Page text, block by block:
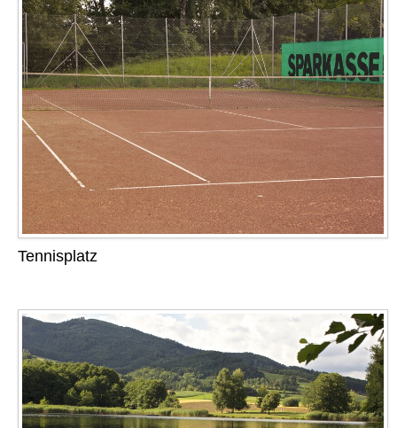
Tennisplatz